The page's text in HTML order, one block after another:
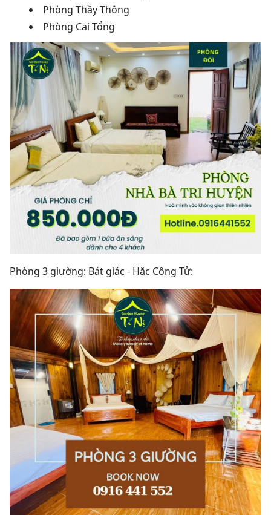
Phòng Thầy Thông
Phòng Cai Tổng
Phòng 3 giường: Bát giác - Hăc Công Tử: